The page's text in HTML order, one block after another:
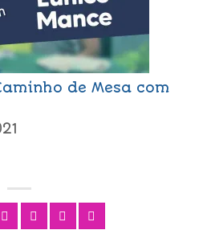
de Mesa com